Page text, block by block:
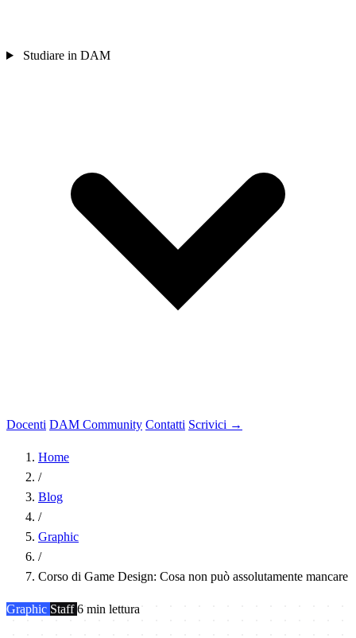
Studiare in DAM
Docenti DAM Community Contatti Scrivici →
Home
/
Blog
/
Graphic
/
Corso di Game Design: Cosa non può assolutamente mancare
Graphic Staff6 min lettura